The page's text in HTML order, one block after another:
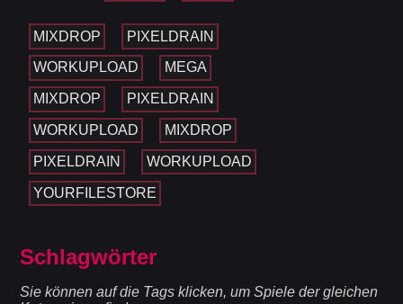
MIXDROP PIXELDRAIN
WORKUPLOAD MEGA
MIXDROP PIXELDRAIN
WORKUPLOAD MIXDROP
PIXELDRAIN WORKUPLOAD
YOURFILESTORE
Schlagwörter
Sie können auf die Tags klicken, um Spiele der gleichen